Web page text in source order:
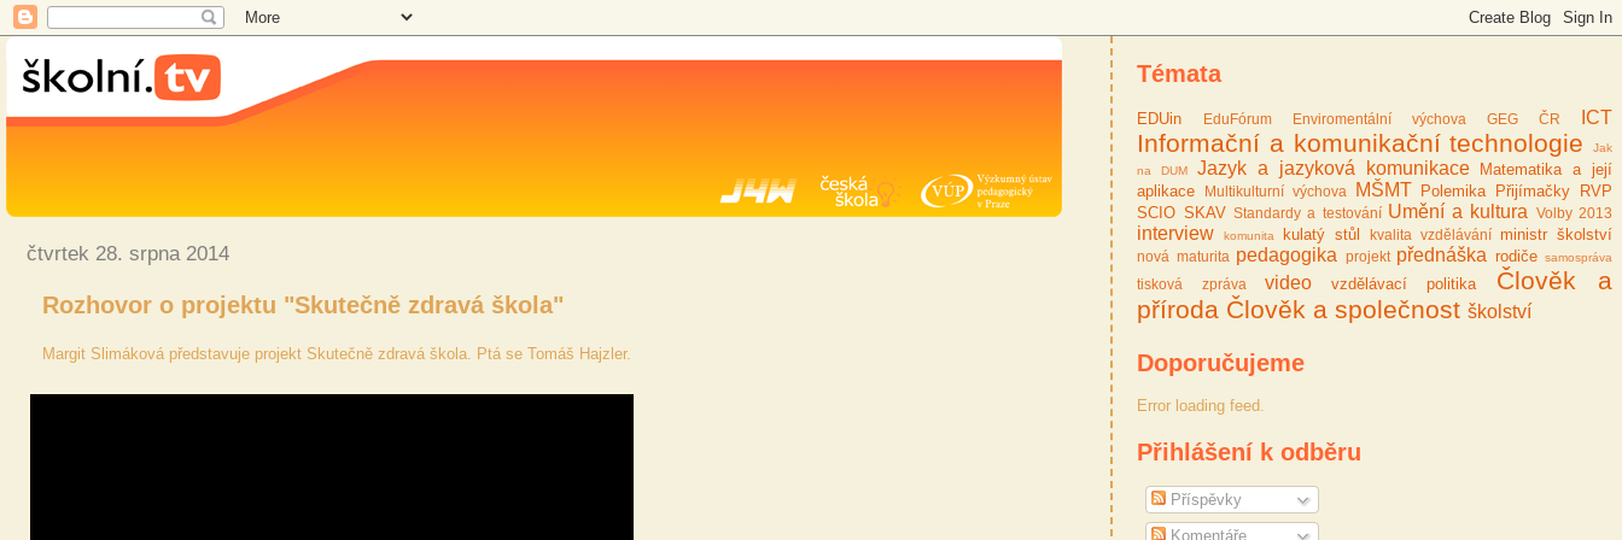
čtvrtek 28. srpna 2014
Rozhovor o projektu "Skutečně zdravá škola"
Margit Slimáková představuje projekt Skutečně zdravá škola. Ptá se Tomáš Hajzler.
Témata
EDUin EduFórum Enviromentální výchova GEG ČR ICT
Informační a komunikační technologie
Jak
na DUM
Jazyk a jazyková komunikace
Matematika a její
aplikace
Multikulturní výchova MŠMT Polemika Přijímačky
RVP
SCIO SKAV Standardy a testování Umění a kultura Volby 2013
interview komunita kulatý stůl kvalita vzdělávání ministr školství
nová maturita pedagogika projekt přednáška rodiče samospráva
tisková zpráva video vzdělávací politika
Člověk a
příroda Člověk a společnost školství
Doporučujeme
Error loading feed.
Přihlášení k odběru
Příspěvky
Komentáře